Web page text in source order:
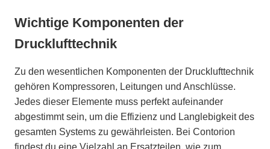
Wichtige Komponenten der
Drucklufttechnik
Zu den wesentlichen Komponenten der Drucklufttechnik
gehören Kompressoren, Leitungen und Anschlüsse.
Jedes dieser Elemente muss perfekt aufeinander
abgestimmt sein, um die Effizienz und Langlebigkeit des
gesamten Systems zu gewährleisten. Bei Contorion
findest du eine Vielzahl an Ersatzteilen, wie zum